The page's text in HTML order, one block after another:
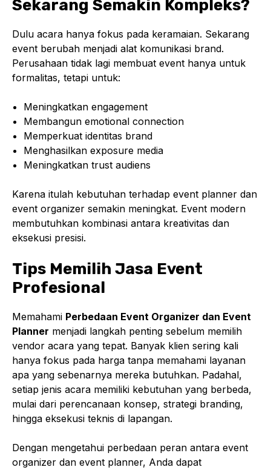
Sekarang Semakin Kompleks?
Dulu acara hanya fokus pada keramaian. Sekarang
event berubah menjadi alat komunikasi brand.
Perusahaan tidak lagi membuat event hanya untuk
formalitas, tetapi untuk:
Meningkatkan engagement
Membangun emotional connection
Memperkuat identitas brand
Menghasilkan exposure media
Meningkatkan trust audiens
Karena itulah kebutuhan terhadap event planner dan
event organizer semakin meningkat. Event modern
membutuhkan kombinasi antara kreativitas dan
eksekusi presisi.
Tips Memilih Jasa Event
Profesional
Memahami Perbedaan Event Organizer dan Event
Planner menjadi langkah penting sebelum memilih
vendor acara yang tepat. Banyak klien sering kali
hanya fokus pada harga tanpa memahami layanan
apa yang sebenarnya mereka butuhkan. Padahal,
setiap jenis acara memiliki kebutuhan yang berbeda,
mulai dari perencanaan konsep, strategi branding,
hingga eksekusi teknis di lapangan.
Dengan mengetahui perbedaan peran antara event
organizer dan event planner, Anda dapat